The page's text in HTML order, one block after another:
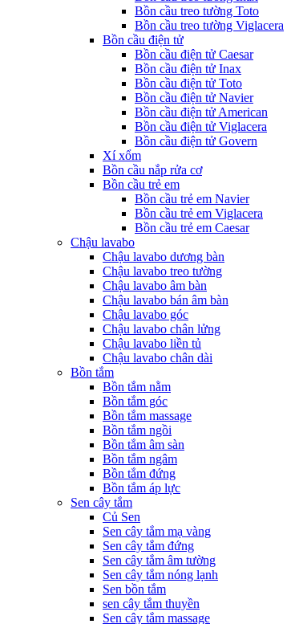
Bồn cầu treo tường Toto
Bồn cầu treo tường Viglacera
Bồn cầu điện tử
Bồn cầu điện tử Caesar
Bồn cầu điện tử Inax
Bồn cầu điện tử Toto
Bồn cầu điện tử Navier
Bồn cầu điện tử American
Bồn cầu điện tử Viglacera
Bồn cầu điện tử Govern
Xí xổm
Bồn cầu nắp rửa cơ
Bồn cầu trẻ em
Bồn cầu trẻ em Navier
Bồn cầu trẻ em Viglacera
Bồn cầu trẻ em Caesar
Chậu lavabo
Chậu lavabo dương bàn
Chậu lavabo treo tường
Chậu lavabo âm bàn
Chậu lavabo bán âm bàn
Chậu lavabo góc
Chậu lavabo chân lửng
Chậu lavabo liền tủ
Chậu lavabo chân dài
Bồn tắm
Bồn tắm nằm
Bồn tắm góc
Bồn tắm massage
Bồn tắm ngồi
Bồn tắm âm sàn
Bồn tắm ngâm
Bồn tắm đứng
Bồn tắm áp lực
Sen cây tắm
Củ Sen
Sen cây tắm mạ vàng
Sen cây tắm đứng
Sen cây tắm âm tường
Sen cây tắm nóng lạnh
Sen bồn tắm
sen cây tắm thuyền
Sen cây tắm massage